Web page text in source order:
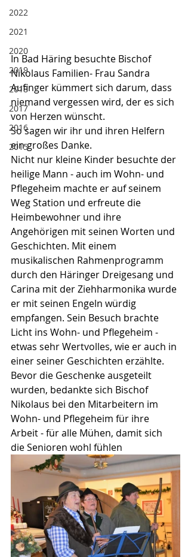
2022
2021
2020
2019
2018
2017
2016
2015
In Bad Häring besuchte Bischof
Nikolaus Familien- Frau Sandra
Aufinger kümmert sich darum, dass
niemand vergessen wird, der es sich
von Herzen wünscht.
So sagen wir ihr und ihren Helfern
ein großes Danke.
Nicht nur kleine Kinder besuchte der
heilige Mann - auch im Wohn- und
Pflegeheim machte er auf seinem
Weg Station und erfreute die
Heimbewohner und ihre
Angehörigen mit seinen Worten und
Geschichten. Mit einem
musikalischen Rahmenprogramm
durch den Häringer Dreigesang und
Carina mit der Ziehharmonika wurde
er mit seinen Engeln würdig
empfangen. Sein Besuch brachte
Licht ins Wohn- und Pflegeheim -
etwas sehr Wertvolles, wie er auch in
einer seiner Geschichten erzählte.
Bevor die Geschenke ausgeteilt
wurden, bedankte sich Bischof
Nikolaus bei den Mitarbeitern im
Wohn- und Pflegeheim für ihre
Arbeit - für alle Mühen, damit sich
die Senioren wohl fühlen